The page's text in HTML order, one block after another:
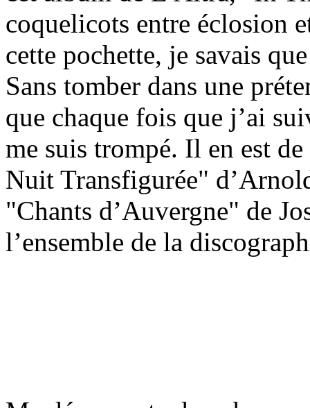
coquelicots entre éclosion
cette pochette, je savais
Sans tomber dans une
que chaque fois que j’ai
me suis trompé. Il en est
Nuit Transfigurée"
"Chants d’Auvergne" de
l’ensemble de la